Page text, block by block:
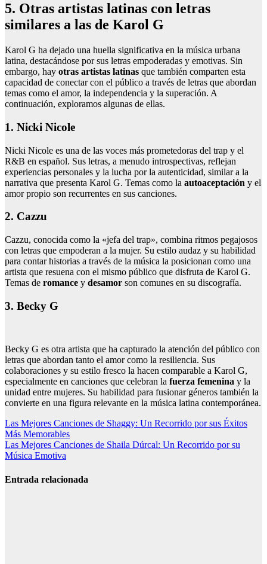
5. Otras artistas latinas con letras
similares a las de Karol G
Karol G ha dejado una huella significativa en la música urbana
latina, destacándose por sus letras empoderadas y emotivas. Sin
embargo, hay otras artistas latinas que también comparten esta
capacidad de conectar con el público a través de letras que abordan
temas como el amor, la independencia y la superación. A
continuación, exploramos algunas de ellas.
1. Nicki Nicole
Nicki Nicole es una de las voces más prometedoras del trap y el
R&B en español. Sus letras, a menudo introspectivas, reflejan
experiencias personales y la lucha por la autenticidad, similar a la
narrativa que presenta Karol G. Temas como la autoaceptación y el
amor propio son recurrentes en sus canciones.
2. Cazzu
Cazzu, conocida como la «jefa del trap», combina ritmos pegajosos
con letras que empoderan a la mujer. Su estilo audaz y su habilidad
para contar historias a través de la música la posicionan como una
artista que resuena con el mismo público que disfruta de Karol G.
Temas de romance y desamor son comunes en su discografía.
3. Becky G
Becky G es otra artista que ha capturado la atención del público con
letras que abordan tanto el amor como la resiliencia. Sus
colaboraciones y su estilo fresco la hacen comparable a Karol G,
especialmente en canciones que celebran la fuerza femenina y la
unidad entre mujeres. Su habilidad para fusionar géneros también la
convierte en una figura relevante en la música latina contemporánea.
Navegación
de
entradas
Las Mejores Canciones de Shaggy: Un Recorrido por sus Éxitos
Más Memorables
Las Mejores Canciones de Shaila Dúrcal: Un Recorrido por su
Música Emotiva
Entrada relacionada